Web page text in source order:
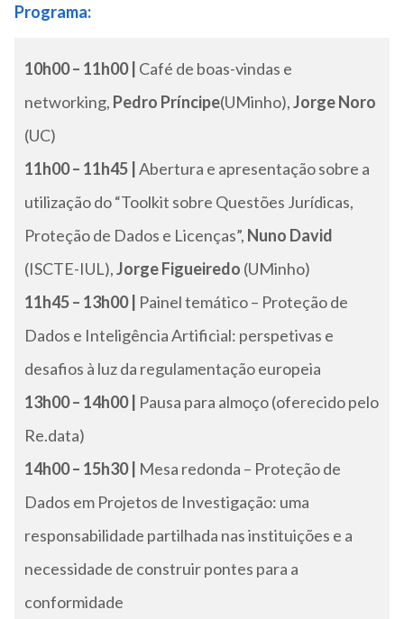
Programa:
10h00 – 11h00 | Café de boas-vindas e
networking, Pedro Príncipe(UMinho),Jorge Noro
(UC)
11h00 – 11h45 | Abertura e apresentação sobre a
utilização do “Toolkit sobre Questões Jurídicas,
Proteção de Dados e Licenças”, Nuno David
(ISCTE-IUL),Jorge Figueiredo (UMinho)
11h45 – 13h00 | Painel temático – Proteção de
Dados e Inteligência Artificial: perspetivas e
desafios à luz da regulamentação europeia
13h00 – 14h00 | Pausa para almoço (oferecido pelo
Re.data)
14h00 – 15h30 | Mesa redonda – Proteção de
Dados em Projetos de Investigação: uma
responsabilidade partilhada nas instituições e a
necessidade de construir pontes para a
conformidade